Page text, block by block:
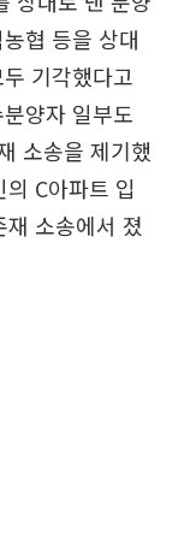
협 등을 상대
기각했다고
양자 일부도
소송을 제기했
C아파트 입
소송에서 졌